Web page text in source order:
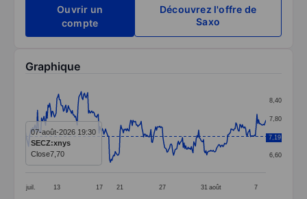
Ouvrir un
compte
Découvrez l'offre de
Saxo
Graphique
Line chart with 298 data points.
The chart has 1 X axis displaying categories.
The chart has 1 Y axis displaying values. Data
juil. 13 17 21 27 31 août 7
6,60
7,20
7,80
8,40
7,19
07-août-2026 19:30
SECZ:xnys
Close7,70